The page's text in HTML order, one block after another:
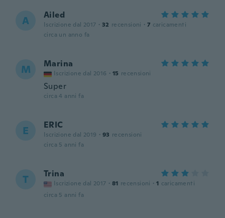
A Ailed
Iscrizione dal 2017 · 32 recensioni · 7 caricamenti
circa un anno fa
M Marina
Iscrizione dal 2016 · 15 recensioni
Super
circa 4 anni fa
E ERIC
Iscrizione dal 2019 · 93 recensioni
circa 5 anni fa
T Trina
Iscrizione dal 2017 · 81 recensioni · 1 caricamenti
circa 5 anni fa